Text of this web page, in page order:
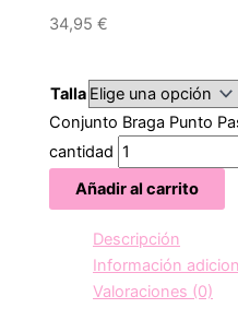
34,95€
Talla
Conjunto Braga Punto
cantidad
Añadir al carrito
Descripción
Información
Valoraciones (0)